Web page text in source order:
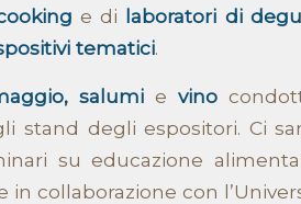
e di laboratori di
tematici.
salumi e vino
stand degli espositori. Ci
su educazione
collaborazione con